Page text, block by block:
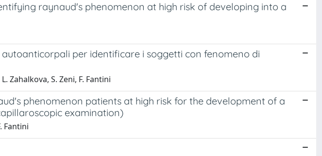
raynaud's phenomenon at high risk of developing into a
per identificare i soggetti con fenomeno di
Zahalkova, S. Zeni, F. Fantini
phenomenon patients at high risk for the development of a
examination)
Fantini